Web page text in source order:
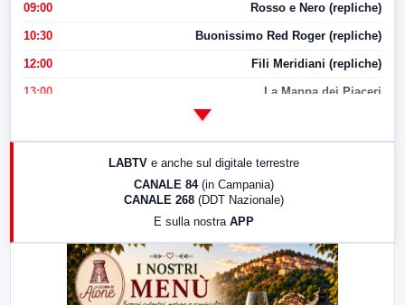
09:00 Rosso e Nero (repliche)
10:30 Buonissimo Red Roger (repliche)
12:00 Fili Meridiani (repliche)
13:00 La Mappa dei Piaceri
LabNews (replica)
LABTV e anche sul digitale terrestre
CANALE 84 (in Campania)
CANALE 268 (DDT Nazionale)
E sulla nostra APP